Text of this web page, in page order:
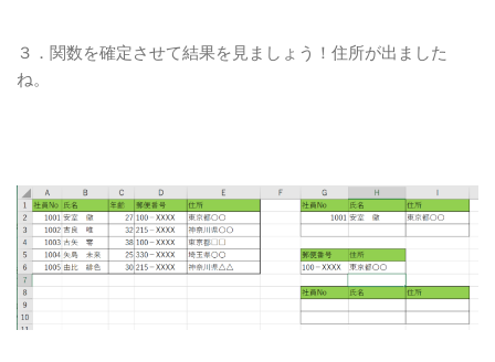
３．関数を確定させて結果を見ましょう！住所が出ました
ね。